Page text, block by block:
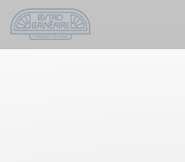
Πίνακας διαχείρισης "Μπισκότων" (Cookies)